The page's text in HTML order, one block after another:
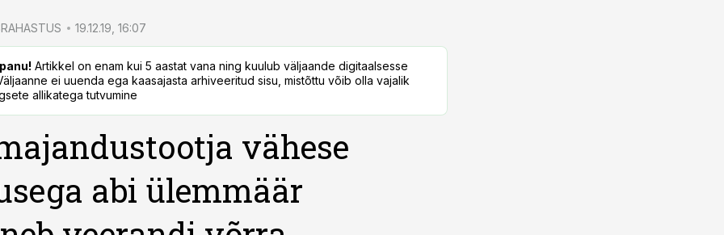
19.12.19, 16:07
Artikkel on enam kui 5 aastat vana ning kuulub väljaande digitaalsesse
ei uuenda ega kaasajasta arhiveeritud sisu, mistõttu võib olla vajalik
allikatega tutvumine
vähese
abi ülemmäär